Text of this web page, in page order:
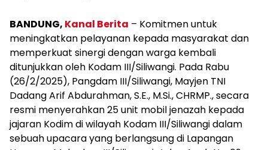
BANDUNG, Kanal Berita – Komitmen untuk
meningkatkan pelayanan kepada masyarakat dan
memperkuat sinergi dengan warga kembali
ditunjukkan oleh Kodam III/Siliwangi. Pada Rabu
(26/2/2025), Pangdam III/Siliwangi, Mayjen TNI
Dadang Arif Abdurahman, S.E., M.Si., CHRMP., secara
resmi menyerahkan 25 unit mobil jenazah kepada
jajaran Kodim di wilayah Kodam III/Siliwangi dalam
sebuah upacara yang berlangsung di Lapangan